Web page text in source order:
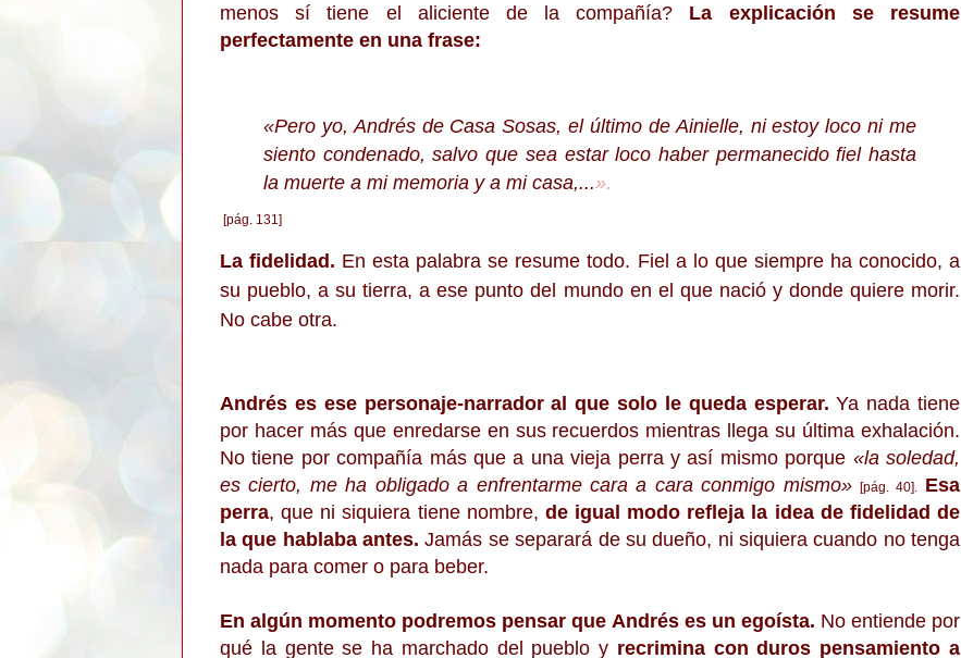
menos sí tiene el aliciente de la compañía? La explicación se resume
perfectamente en una frase:
«Pero yo, Andrés de Casa Sosas, el último de Ainielle, ni estoy loco ni me
siento condenado, salvo que sea estar loco haber permanecido fiel hasta
la muerte a mi memoria y a mi casa,...».
[pág. 131]
La fidelidad. En esta palabra se resume todo. Fiel a lo que siempre ha conocido, a
su pueblo, a su tierra, a ese punto del mundo en el que nació y donde quiere morir.
No cabe otra.
Andrés es ese personaje-narrador al que solo le queda esperar. Ya nada tiene
por hacer más que enredarse en sus recuerdos mientras llega su última exhalación.
No tiene por compañía más que a una vieja perra y así mismo porque «la soledad,
es cierto, me ha obligado a enfrentarme cara a cara conmigo mismo» [pág. 40].
Esa
perra, que ni siquiera tiene nombre, de igual modo refleja la idea de fidelidad de
la que hablaba antes. Jamás se separará de su dueño, ni siquiera cuando no tenga
nada para comer o para beber.
En algún momento podremos pensar que Andrés es un egoísta. No entiende por
qué la gente se ha marchado del pueblo y recrimina con duros pensamiento a